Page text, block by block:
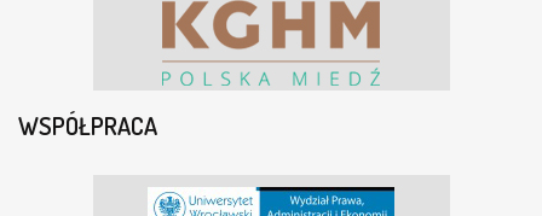
WSPÓŁPRACA